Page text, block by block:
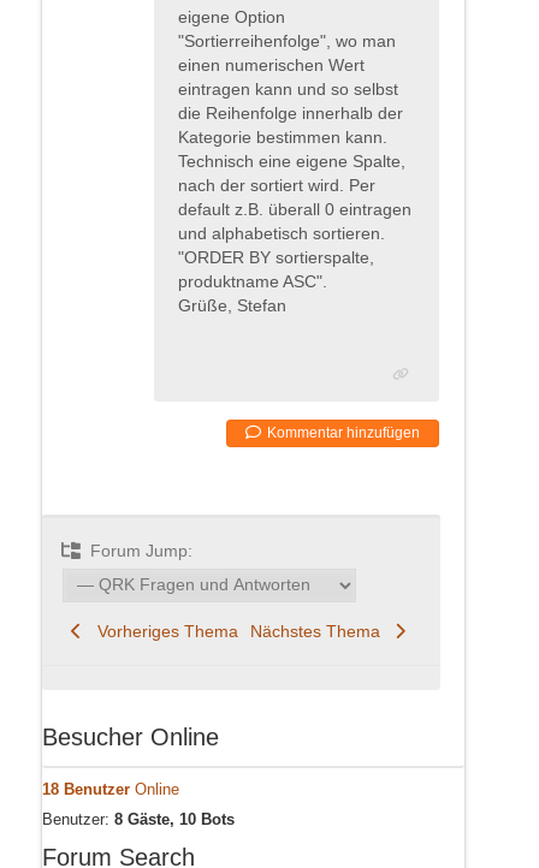
eigene Option
"Sortierreihenfolge", wo man
einen numerischen Wert
eintragen kann und so selbst
die Reihenfolge innerhalb der
Kategorie bestimmen kann.
Technisch eine eigene Spalte,
nach der sortiert wird. Per
default z.B. überall 0 eintragen
und alphabetisch sortieren.
"ORDER BY sortierspalte,
produktname ASC".
Grüße, Stefan
Kommentar hinzufügen
Forum Jump:
Vorheriges Thema Nächstes Thema
Besucher Online
18 Benutzer Online
Benutzer: 8 Gäste, 10 Bots
Forum Search